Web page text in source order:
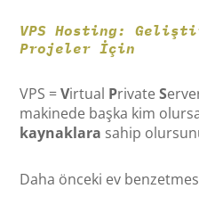
VPS Hosting:
Projeler İçin
VPS =Virtual PrivateS
makinede başka kim
kaynaklara sahip
Daha önceki ev